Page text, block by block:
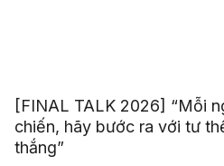
[FINAL TALK 2026] “Mỗi
chiến, hãy bước ra với tư
thắng”